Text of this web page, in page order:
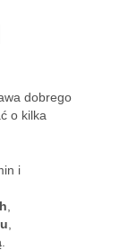
dobrego
o kilka
i